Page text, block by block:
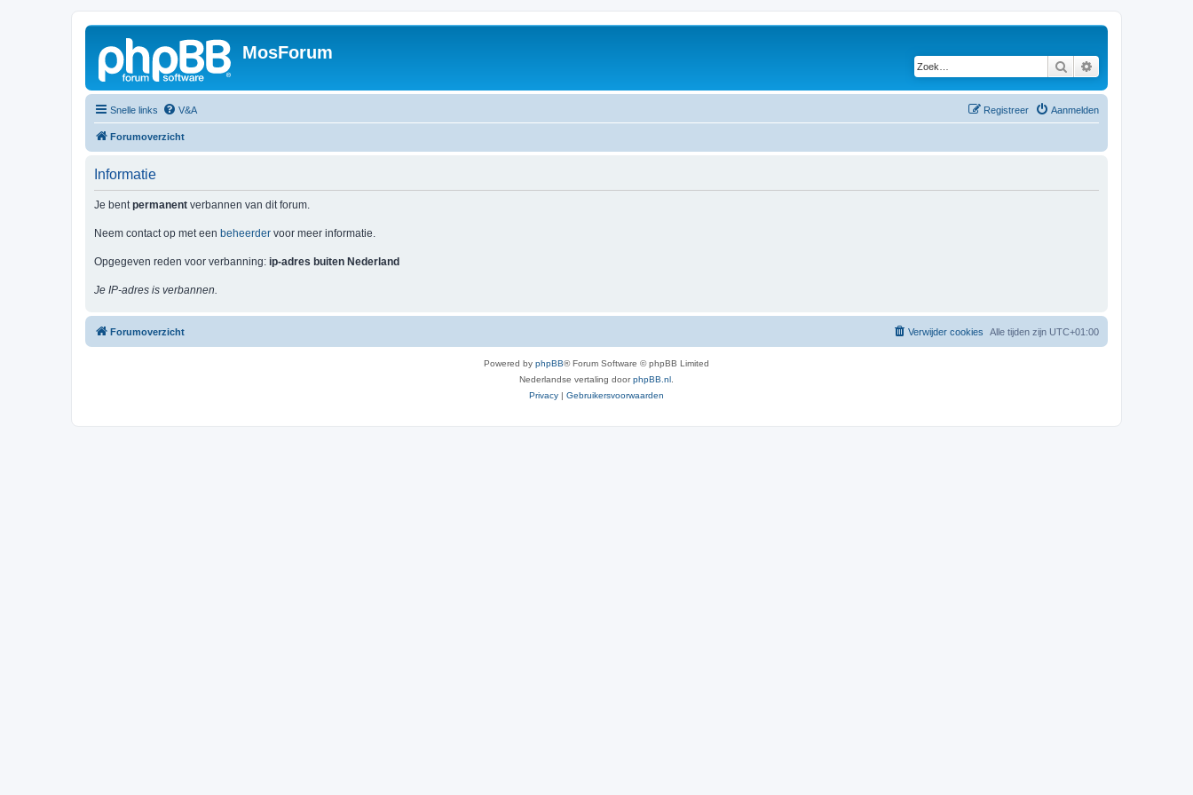
MosForum
Zoek
Snelle links V&A Aanmelden
Registreer
Forumoverzicht
Informatie
Je bentpermanent verbannen van dit forum.
Neem contact op met een beheerder voor meer informatie.
Opgegeven reden voor verbanning: ip-adres buiten Nederland
Je IP-adres is verbannen.
Forumoverzicht Alle tijden zijn UTC+01:00
Verwijder cookies
Powered by phpBB® Forum Software © phpBB Limited
Nederlandse vertaling doorphpBB.nl
Privacy | Gebruikersvoorwaarden